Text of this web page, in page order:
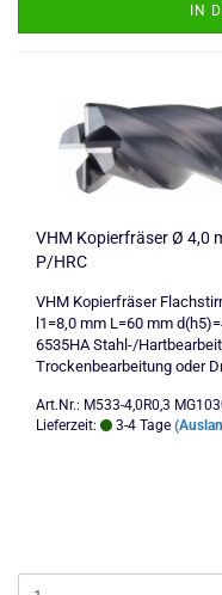
IN
VHM Kopierfräser Ø 4,0
P/HRC
VHM Kopierfräser
l1=8,0 mm L=60 mm
6535HA Stahl-/
Trockenbearbeitung oder
Art.Nr.: M533-4,0R0,3
Lieferzeit:
3-4 Tage